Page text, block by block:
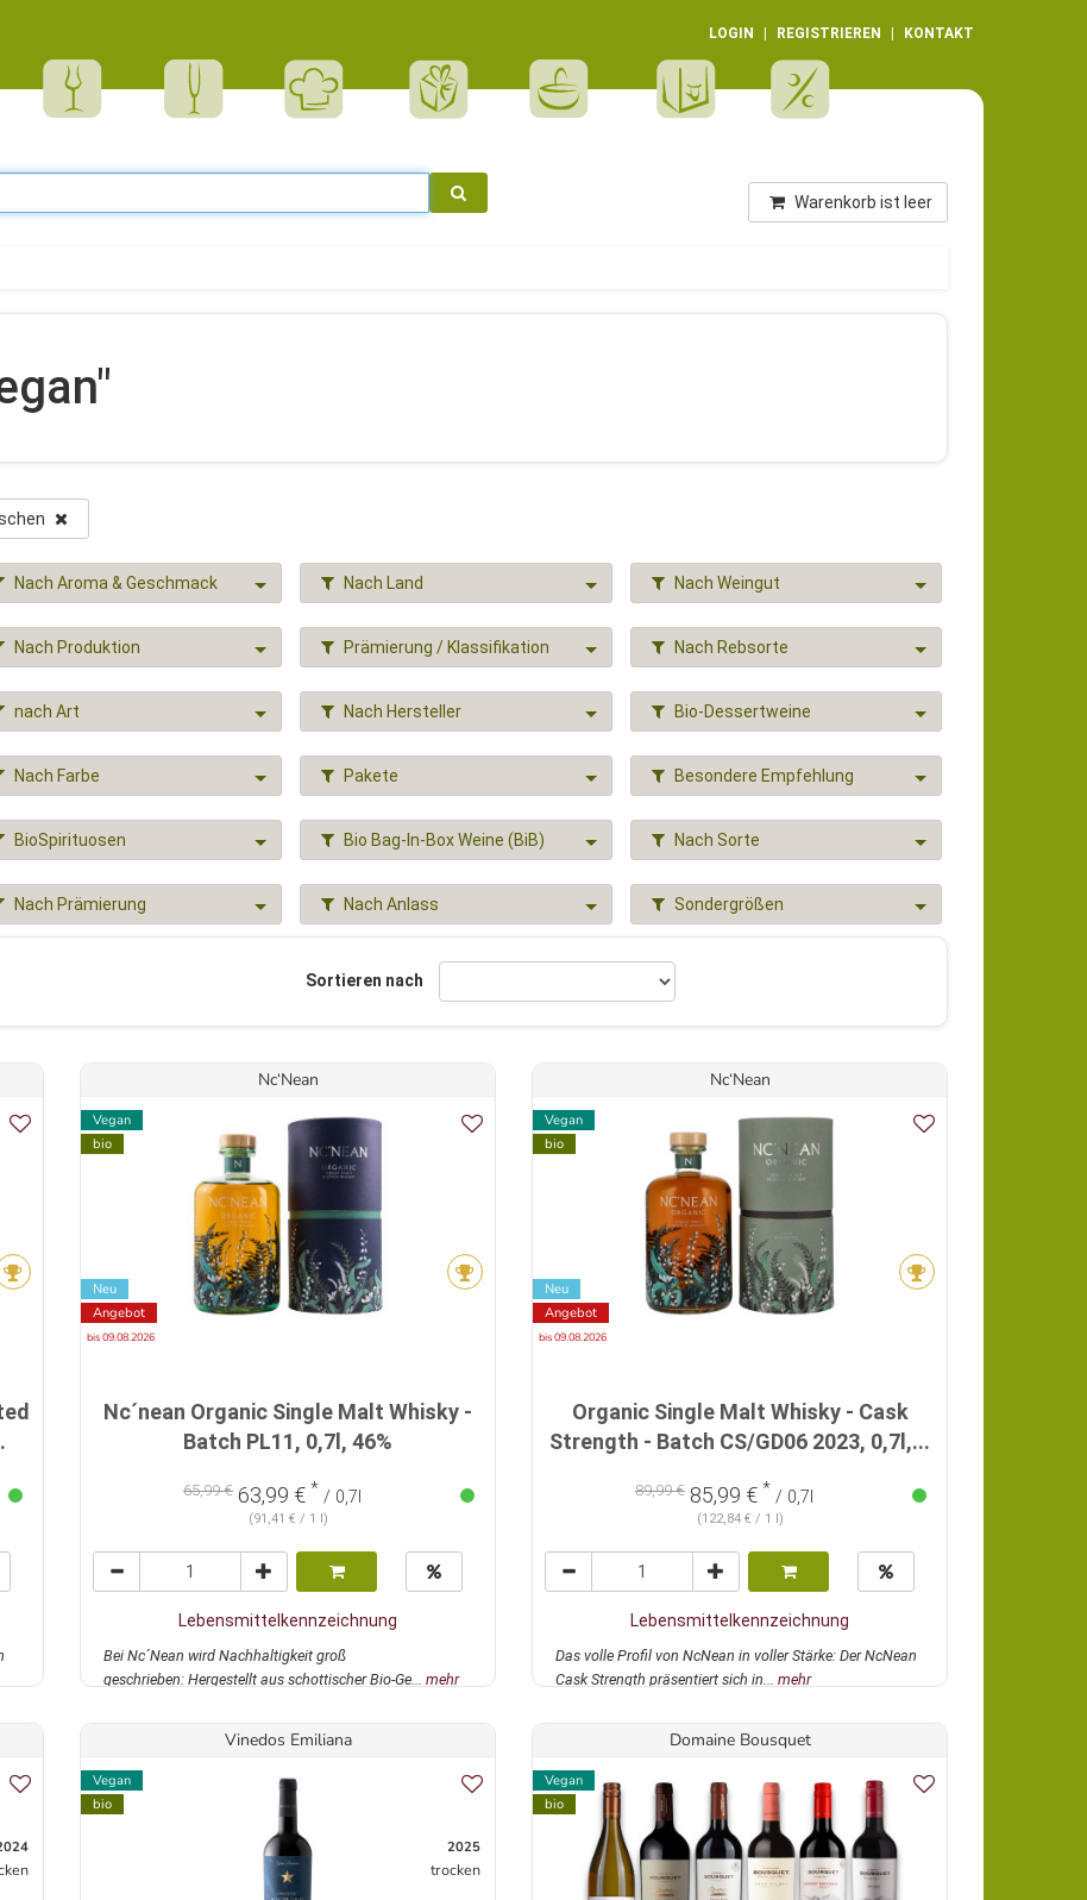
LOGIN REGISTRIEREN KONTAKT
Warenkorb ist leer
Nach Aroma & Geschmack Nach Land Nach Weingut
Nach Produktion Prämierung / Klassifikation Nach Rebsorte
nach Art Nach Hersteller Bio-Dessertweine
Nach Farbe Pakete Besondere Empfehlung
BioSpirituosen Bio Bag-In-Box Weine (BiB) Nach Sorte
Nach Prämierung Nach Anlass Sondergrößen
Sortieren nach
Nc‘Nean
Vegan
bio
Neu
Angebot
bis 09.08.2026
Nc´nean Organic Single Malt Whisky -
Batch PL11, 0,7l, 46%
65,99 € 63,99 € * / 0,7l
(91,41 € / 1 l)
Lebensmittelkennzeichnung
Bei Nc´Nean wird Nachhaltigkeit groß
geschrieben: Hergestellt aus schottischer Bio-Ge... mehr
Nc‘Nean
Vegan
bio
Neu
Angebot
bis 09.08.2026
Organic Single Malt Whisky - Cask
Strength - Batch CS/GD06 2023, 0,7l,...
89,99 € 85,99 € * / 0,7l
(122,84 € / 1 l)
Lebensmittelkennzeichnung
Das volle Profil von NcNean in voller Stärke: Der NcNean
Cask Strength präsentiert sich in... mehr
Vinedos Emiliana
Vegan
bio
2025
trocken
Domaine Bousquet
Vegan
bio